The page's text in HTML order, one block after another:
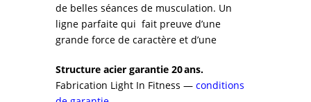
de belles séances de musculation. Un
ligne parfaite qui fait preuve d’une
grande force de caractère et d’une
Structure acier garantie 20 ans.
Fabrication Light In Fitness — conditions